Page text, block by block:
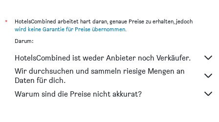
*
HotelsCombined arbeitet hart daran, genaue Preise zu erhalten, jedoch
wird keine Garantie für Preise übernommen.
Darum:
HotelsCombined ist weder Anbieter noch Verkäufer.
Wir durchsuchen und sammeln riesige Mengen an
Daten für dich.
Warum sind die Preise nicht akkurat?